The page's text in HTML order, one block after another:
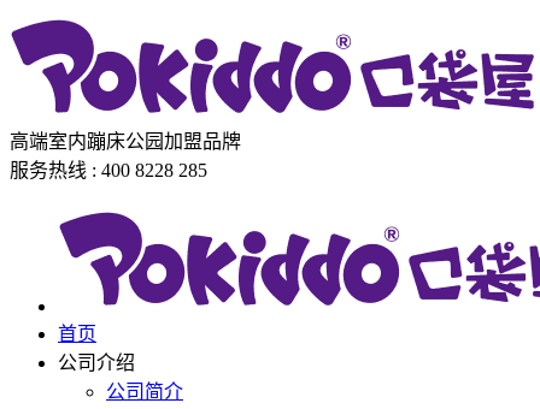
高端室内蹦床公园加盟品牌
服务热线 : 400 8228 285
首页
公司介绍
公司简介